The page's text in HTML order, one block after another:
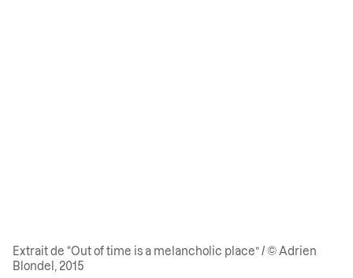
Extrait de “Out of time is a melancholic place” / © Adrien
Blondel, 2015